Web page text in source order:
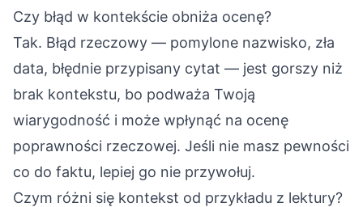
Czy błąd w kontekście obniża ocenę?
Tak. Błąd rzeczowy — pomylone nazwisko, zła
data, błędnie przypisany cytat — jest gorszy niż
brak kontekstu, bo podważa Twoją
wiarygodność i może wpłynąć na ocenę
poprawności rzeczowej. Jeśli nie masz pewności
co do faktu, lepiej go nie przywołuj.
Czym różni się kontekst od przykładu z lektury?